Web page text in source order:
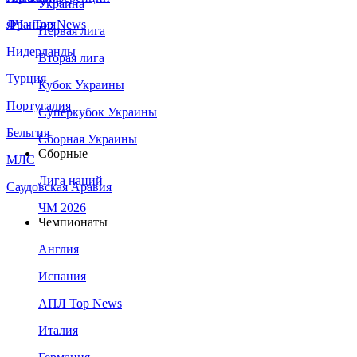
Франция
Нидерланды
Турция
Португалия
Бельгия
МЛС
Саудовская Аравия
ЛЧ - Top News
Украина
Первая лига
Вторая лига
Кубок Украины
Суперкубок Украины
Сборная Украины
Сборные
Лига наций
ЧМ 2026
Чемпионаты
Англия
Испания
АПЛ Top News
Италия